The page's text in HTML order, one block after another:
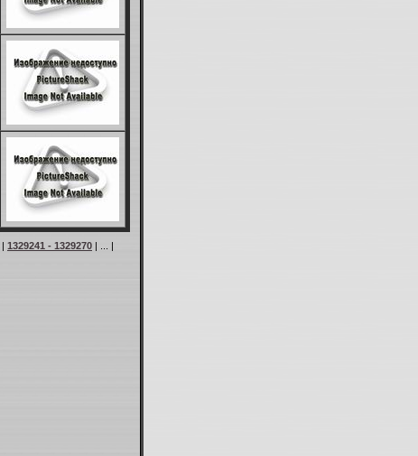
| 1329241 - 1329270 | ... |